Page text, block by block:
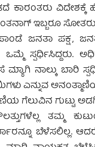
ಕಾರಂತರು
ಇಬ್ಬರೂ ಸೋತರು.
ಜನತಾ ಪಕ್ಷ,
ಸ್ಪರ್ಧಿಸಿದ್ದರು.
ನಾಲ್ಕು ಬಾರಿ
ಎನ್ನುವ
ಗೆಲುವಿನ ಗುಟ್ಟು
ತಮ್ಮ
ಬೆಳೆಸಲಿಲ್ಲ.